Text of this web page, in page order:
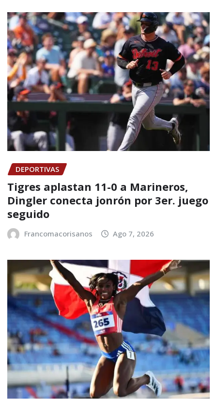
DEPORTIVAS
Tigres aplastan 11-0 a Marineros,
Dingler conecta jonrón por 3er. juego
seguido
Francomacorisanos Ago 7, 2026